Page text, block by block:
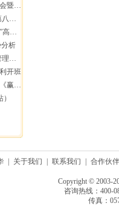
员工
中
动
分析
训
开班
鲜！
关于我们 联系我们 合作伙伴
Copyright © 2003-
咨询热线：400-
传真：